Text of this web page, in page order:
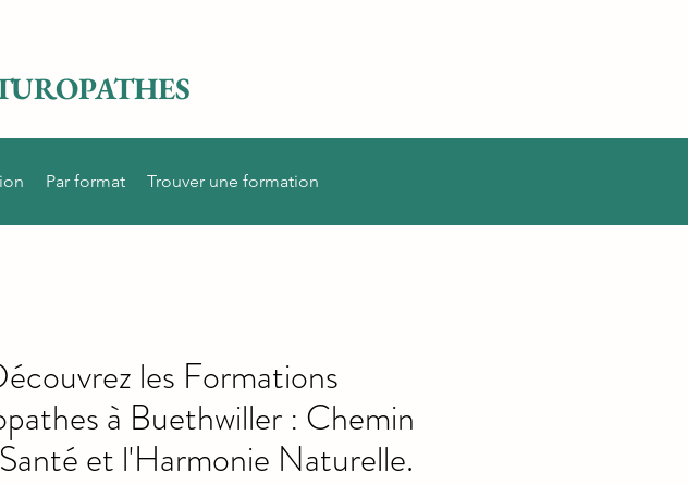
Par format Trouver une formation
les Formations
à Buethwiller : Chemin
et l'Harmonie Naturelle.